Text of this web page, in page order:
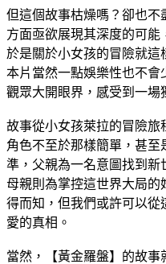
但這個故事枯燥嗎？卻也
方面亟欲展現其深度的可能
於是關於小女孩的冒險就這
本片當然一點娛樂性也不會
觀眾大開眼界，感受到一場
故事從小女孩萊拉的冒險旅
角色不至於那樣簡單，甚
準，父親為一名意圖找到新
母親則為掌控這世界大局
得而知，但我們或許可以
愛的真相。
當然，【黃金羅盤】的故